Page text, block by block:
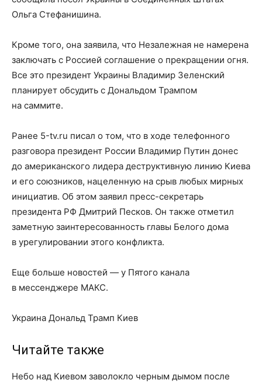
Ольга Стефанишина.
Кроме того, она заявила, что Незалежная не намерена
заключать с Россией соглашение о прекращении огня.
Все это президент Украины Владимир Зеленский
планирует обсудить с Дональдом Трампом
на саммите.
Ранее 5-tv.ru писал о том, что в ходе телефонного
разговора президент России Владимир Путин донес
до американского лидера деструктивную линию Киева
и его союзников, нацеленную на срыв любых мирных
инициатив. Об этом заявил пресс-секретарь
президента РФ Дмитрий Песков. Он также отметил
заметную заинтересованность главы Белого дома
в урегулировании этого конфликта.
Еще больше новостей — у Пятого канала
в мессенджере МАКС.
Украина Дональд Трамп Киев
Читайте также
Небо над Киевом заволокло черным дымом после